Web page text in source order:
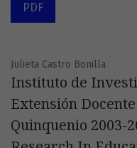
PDF
Julieta Castro Bonilla
Instituto de
Extensión
Quinquenio 2003-